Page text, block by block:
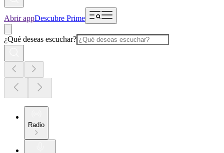
Abrir appDescubre Prime
¿Qué deseas escuchar?
Radio